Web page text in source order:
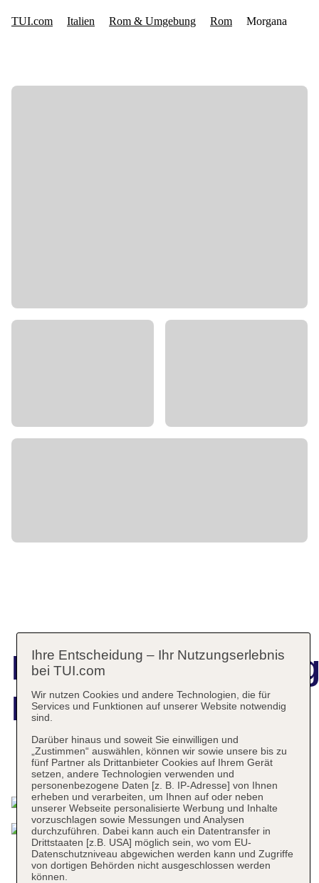
Morgana
Das bietet Ihre Unterkunft
Ihre Entscheidung – Ihr Nutzungserlebnis
bei TUI.com
Wir nutzen Cookies und andere Technologien, die für
Services und Funktionen auf unserer Website notwendig
sind.
Darüber hinaus und soweit Sie einwilligen und
„Zustimmen“ auswählen, können wir sowie unsere bis zu
fünf Partner als Drittanbieter Cookies auf Ihrem Gerät
setzen, andere Technologien verwenden und
personenbezogene Daten [z. B. IP-Adresse] von Ihnen
erheben und verarbeiten, um Ihnen auf oder neben
unserer Webseite personalisierte Werbung und Inhalte
vorzuschlagen sowie Messungen und Analysen
durchzuführen. Dabei kann auch ein Datentransfer in
Drittstaaten [z.B. USA] möglich sein, wo vom EU-
Datenschutzniveau abgewichen werden kann und Zugriffe
von dortigen Behörden nicht ausgeschlossen werden
können.